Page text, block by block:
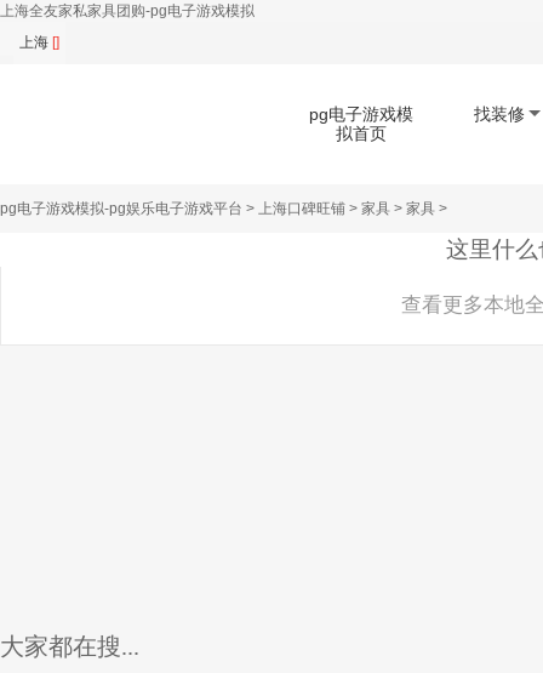
上海全友家私家具团购-pg电子游戏模拟
上海 []
pg电子游戏模
拟首页
找装修
扫码下载app
pg电子游戏模拟-pg娱乐电子游戏平台 > 上海口碑旺铺 > 家具 > 家具 >
这里什
查看更多本地
大家都在搜...